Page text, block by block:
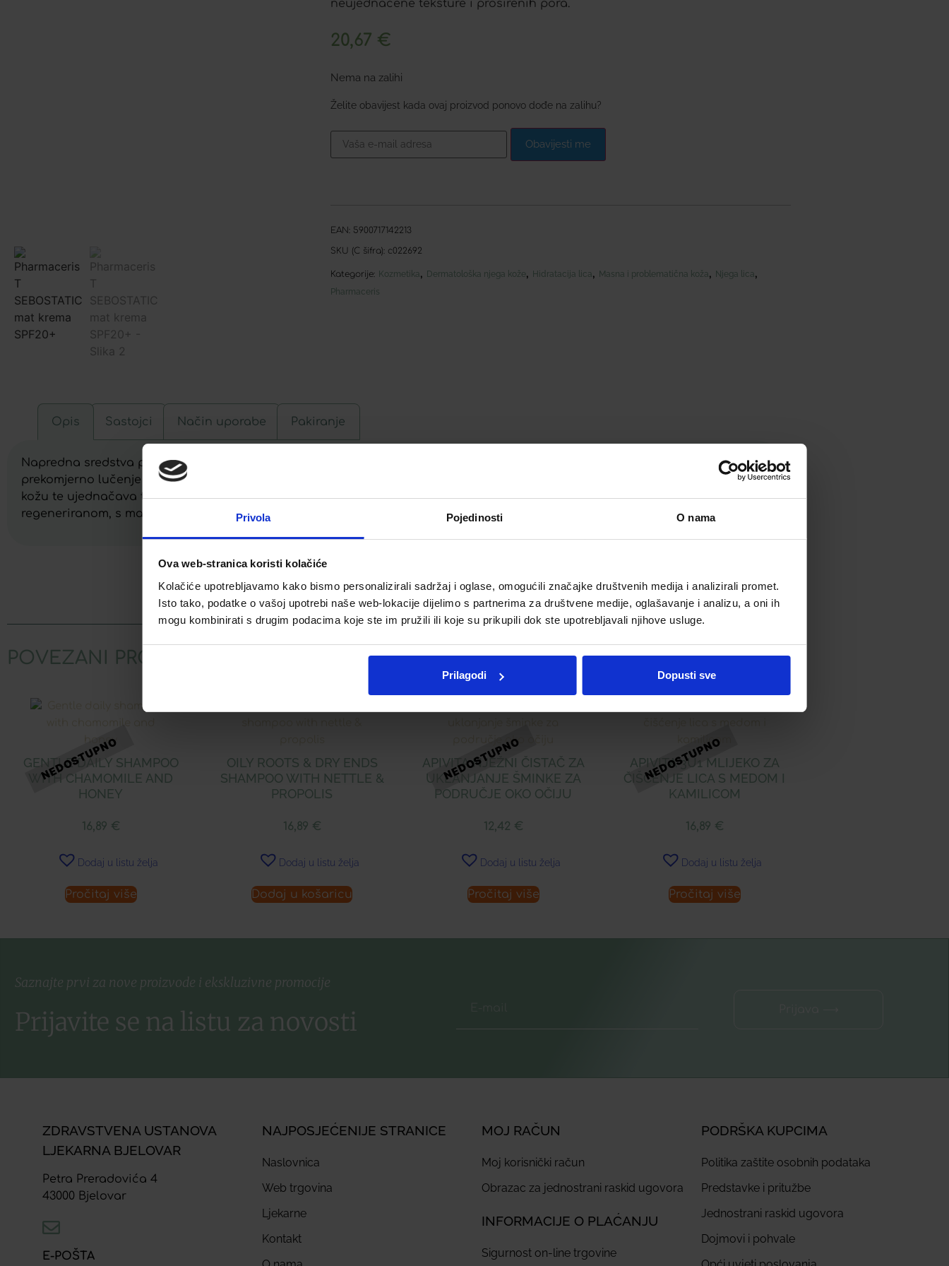
Privola Pojedinosti O nama
Ova web-stranica koristi kolačiće
Kolačiće upotrebljavamo kako bismo personalizirali sadržaj i oglase, omogućili značajke društvenih medija i analizirali promet.
Isto tako, podatke o vašoj upotrebi naše web-lokacije dijelimo s partnerima za društvene medije, oglašavanje i analizu, a oni ih
mogu kombinirati s drugim podacima koje ste im pružili ili koje su prikupili dok ste upotrebljavali njihove usluge.
Prilagodi Dopusti sve
neujednačene teksture i proširenih pora.
20,67 €
Nema na zalihi
Želite obavijest kada ovaj proizvod ponovo dođe na zalihu?
Obavijesti me
EAN: 5900717142213
SKU (C šifra): c022692
Kategorije: Kozmetika, Dermatološka njega kože, Hidratacija lica, Masna i problematična koža, Njega lica,
Pharmaceris
Opis Sastojci Način uporabe Pakiranje
Napredna sredstva protiv akni (ester vinske kiseline i pirokton olamin) normaliziraju funkciju žlijezda lojnica, smanjujući
prekomjerno lučenje sebuma i potiču eliminaciju erupcija akni. Limunska kiselina nježno ljušti epidermu, zaglađuje i posvjetljuje
kožu te ujednačava ton kože. Krema učinkovito vlaži kožu i vraća zdravu ravnotežu lipida i vlage. Ostavlja kožu glatkom i
regeneriranom, s mat završnicom koja traje dugo. Proizvod se lako upija i ne začepljuje pore kože.
Facebook Telegram Twitter WhatsApp Email
POVEZANI PROIZVODI
GENTLE DAILY SHAMPOO
WITH CHAMOMILE AND
HONEY
16,89 €
Dodaj u listu želja
Pročitaj više
OILY ROOTS & DRY ENDS
SHAMPOO WITH NETTLE &
PROPOLIS
16,89 €
Dodaj u listu želja
Dodaj u košaricu
APIVITA NJEŽNI ČISTAČ ZA
UKLANJANJE ŠMINKE ZA
PODRUČJE OKO OČIJU
12,42 €
Dodaj u listu želja
Pročitaj više
APIVITA 3U1 MLIJEKO ZA
ČIŠĆENJE LICA S MEDOM I
KAMILICOM
16,89 €
Dodaj u listu želja
Pročitaj više
Saznajte prvi za nove proizvode i ekskluzivne promocije
Prijavite se na listu za novosti
ZDRAVSTVENA USTANOVA
LJEKARNA BJELOVAR
Petra Preradovića 4
43000 Bjelovar
E-POŠTA
NAJPOSJEĆENIJE STRANICE
Naslovnica
Web trgovina
Ljekarne
Kontakt
MOJ RAČUN
Moj korisnički račun
Obrazac za jednostrani raskid ugovora
INFORMACIJE O PLAĆANJU
Sigurnost on-line trgovine
PODRŠKA KUPCIMA
Politika zaštite osobnih podataka
Predstavke i pritužbe
Jednostrani raskid ugovora
Dojmovi i pohvale